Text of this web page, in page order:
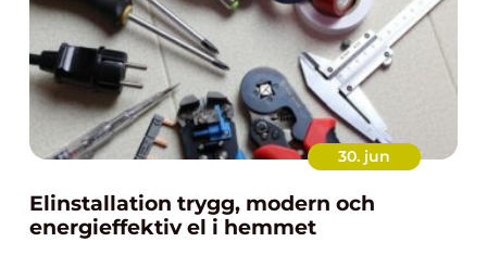
30. jun
Elinstallation trygg, modern och
energieffektiv el i hemmet